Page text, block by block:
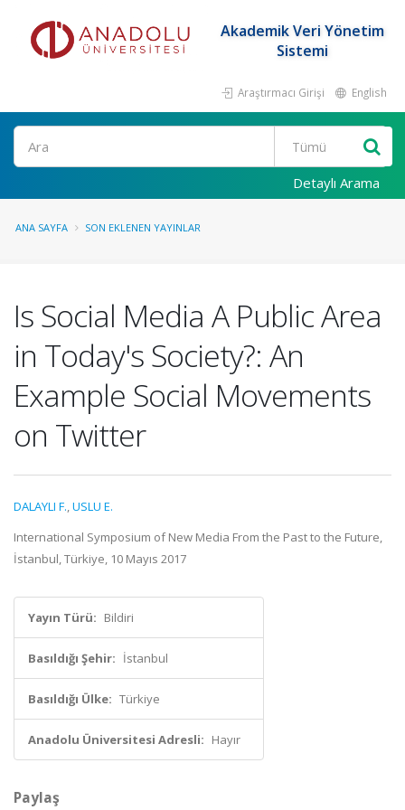
Akademik Veri Yönetim
Sistemi
Araştırmacı Girişi English
Ara
Detaylı Arama
ANA SAYFA SON EKLENEN YAYINLAR
Is Social Media A Public Area
in Today's Society?: An
Example Social Movements
on Twitter
DALAYLI F.,USLU E.
International Symposium of New Media From the Past to the Future,
İstanbul, Türkiye, 10 Mayıs 2017
Yayın Türü: Bildiri
Basıldığı Şehir: İstanbul
Basıldığı Ülke: Türkiye
Anadolu Üniversitesi Adresli: Hayır
Paylaş